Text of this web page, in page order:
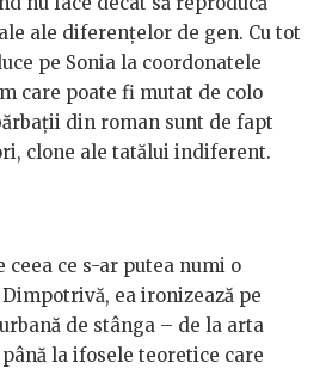
ale diferențelor de gen. Cu tot
pe Sonia la coordonatele
care poate fi mutat de colo
din roman sunt de fapt
clone ale tatălui indiferent.
ceea ce s-ar putea numi o
ea ironizează pe
de stânga – de la arta
la ifosele teoretice care